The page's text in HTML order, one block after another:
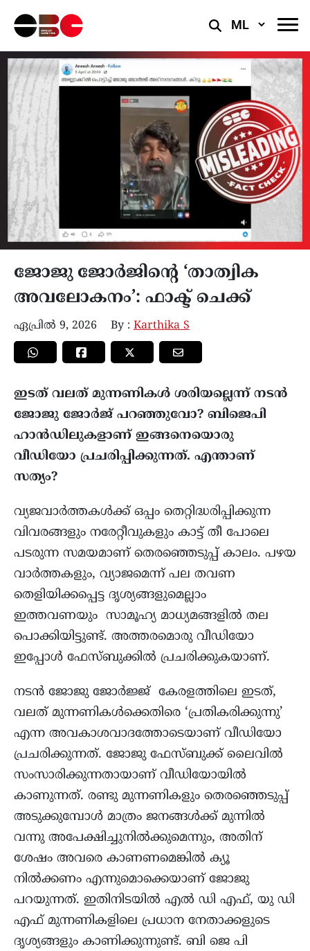
Select
ജോജു ജോർജിൻ്റെ ‘താത്വിക
അവലോകനം’: ഫാക്ട് ചെക്ക്
ഏപ്രിൽ 9, 2026 By : Karthika S
ഇടത് വലത് മുന്നണികൾ ശരിയല്ലെന്ന് നടൻ
ജോജു ജോർജ് പറഞ്ഞുവോ? ബിജെപി
ഹാൻഡിലുകളാണ് ഇങ്ങനെയൊരു
വീഡിയോ പ്രചരിപ്പിക്കുന്നത്. എന്താണ്
സത്യം?
വ്യജവാര്‍ത്തകള്‍ക്ക് ഒപ്പം തെറ്റിദ്ധരിപ്പിക്കുന്ന
വിവരങ്ങളും നരേറ്റീവുകളും കാട്ട് തീ പോലെ
പടരുന്ന സമയമാണ് തെരഞ്ഞെടുപ്പ് കാലം. പഴയ
വാര്‍ത്തകളും, വ്യാജമെന്ന് പല തവണ
തെളിയിക്കപ്പെട്ട ദൃശ്യങ്ങളുമെല്ലാം
ഇത്തവണയും സാമൂഹ്യ മാധ്യമങ്ങളില്‍ തല
പൊക്കിയിട്ടുണ്ട്. അത്തരമൊരു വീഡിയോ
ഇപ്പോള്‍ ഫേസ്ബുക്കില്‍ പ്രചരിക്കുകയാണ്.
നടന്‍ ജോജു ജോര്‍ജ്ജ് കേരളത്തിലെ ഇടത്,
വലത് മുന്നണികള്‍ക്കെതിരെ ‘പ്രതികരിക്കുന്നു’
എന്ന അവകാശവാദത്തോടെയാണ് വീഡിയോ
പ്രചരിക്കുന്നത്. ജോജു ഫേസ്ബുക്ക് ലൈവില്‍
സംസാരിക്കുന്നതായാണ് വീഡിയോയില്‍
കാണുന്നത്. രണ്ടു മുന്നണികളും തെരഞ്ഞെടുപ്പ്
അടുക്കുമ്പോള്‍ മാത്രം ജനങ്ങള്‍ക്ക് മുന്നില്‍
വന്നു അപേക്ഷിച്ചുനില്‍ക്കുമെന്നും, അതിന്
ശേഷം അവരെ കാണണമെങ്കില്‍ ക്യൂ
നില്‍ക്കണം എന്നുമൊക്കെയാണ് ജോജു
പറയുന്നത്. ഇതിനിടയില്‍ എല്‍ ഡി എഫ്, യു ഡി
എഫ് മുന്നണികളിലെ പ്രധാന നേതാക്കളുടെ
ദൃശ്യങ്ങളും കാണിക്കുന്നുണ്ട്. ബി ജെ പി